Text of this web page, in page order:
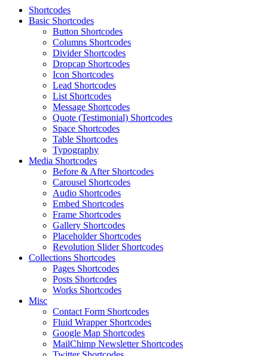
Shortcodes
Basic Shortcodes
Button Shortcodes
Columns Shortcodes
Divider Shortcodes
Dropcap Shortcodes
Icon Shortcodes
Lead Shortcodes
List Shortcodes
Message Shortcodes
Quote (Testimonial) Shortcodes
Space Shortcodes
Table Shortcodes
Typography
Media Shortcodes
Before & After Shortcodes
Carousel Shortcodes
Audio Shortcodes
Embed Shortcodes
Frame Shortcodes
Gallery Shortcodes
Placeholder Shortcodes
Revolution Slider Shortcodes
Collections Shortcodes
Pages Shortcodes
Posts Shortcodes
Works Shortcodes
Misc
Contact Form Shortcodes
Fluid Wrapper Shortcodes
Google Map Shortcodes
MailChimp Newsletter Shortcodes